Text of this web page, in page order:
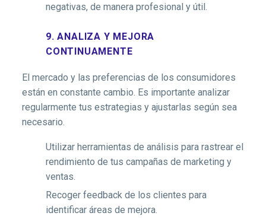
negativas, de manera profesional y útil.
9. ANALIZA Y MEJORA
CONTINUAMENTE
El mercado y las preferencias de los consumidores
están en constante cambio. Es importante analizar
regularmente tus estrategias y ajustarlas según sea
necesario.
Utilizar herramientas de análisis para rastrear el
rendimiento de tus campañas de marketing y
ventas.
Recoger feedback de los clientes para
identificar áreas de mejora.